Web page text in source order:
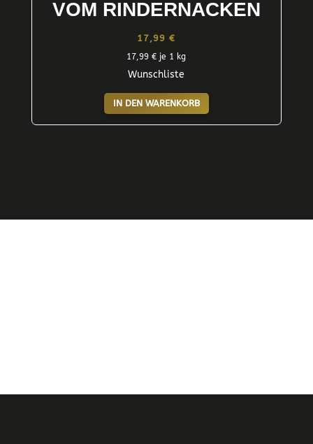
VOM RINDERNACKEN
17,99€
17,99€ je 1 kg
Wunschliste
IN DEN WARENKORB